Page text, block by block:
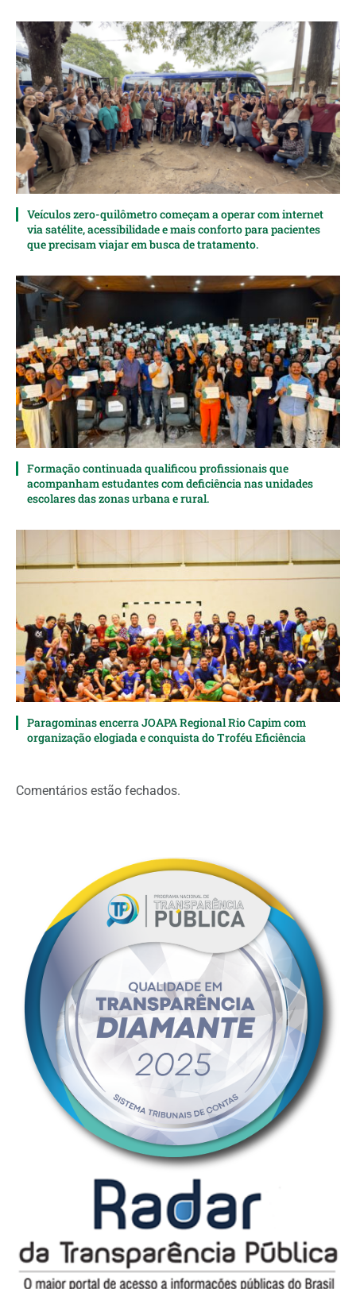
Veículos zero-quilômetro começam a operar com internet
via satélite, acessibilidade e mais conforto para pacientes
que precisam viajar em busca de tratamento.
Formação continuada qualificou profissionais que
acompanham estudantes com deficiência nas unidades
escolares das zonas urbana e rural.
Paragominas encerra JOAPA Regional Rio Capim com
organização elogiada e conquista do Troféu Eficiência
Comentários estão fechados.